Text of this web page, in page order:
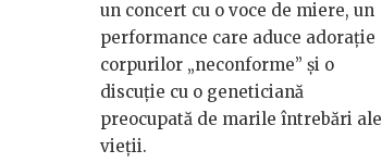
un concert cu o voce de miere, un
performance care aduce adorație
corpurilor „neconforme” și o
discuție cu o geneticiană
preocupată de marile întrebări ale
vieții.